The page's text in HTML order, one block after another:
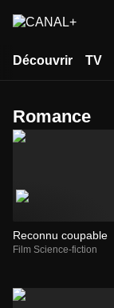
Découvrir TV
romance
Reconnu coupable
Film Science-fiction